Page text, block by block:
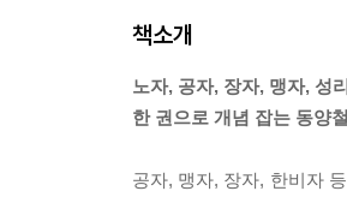
책소개
노자, 공자, 장자, 맹자, 성
한 권으로 개념 잡는 동양
공자, 맹자, 장자, 한비자